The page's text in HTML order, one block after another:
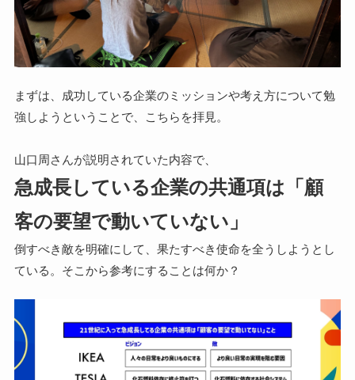
まずは、成功している企業のミッションや考え方について勉
強しようということで、こちらを拝見。
山口周さんが説明されていた内容で、
急成長している企業の共通項は「顧
客の要望で動いていない」
倒すべき敵を明確にして、果たすべき使命を全うしようとし
ている。そこから参考にすることは何か？